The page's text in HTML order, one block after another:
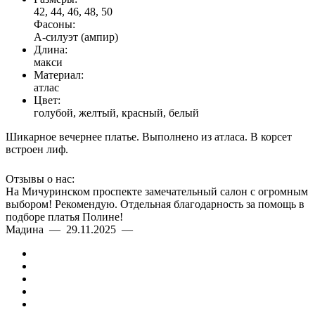
42, 44, 46, 48, 50
Фасоны:
А-силуэт (ампир)
Длина:
макси
Материал:
атлас
Цвет:
голубой, желтый, красный, белый
Шикарное вечернее платье. Выполнено из атласа. В корсет
встроен лиф.
Отзывы о нас:
На Мичуринском проспекте замечательный салон с огромным
выбором! Рекомендую. Отдельная благодарность за помощь в
подборе платья Полине!
Мадина — 29.11.2025 —